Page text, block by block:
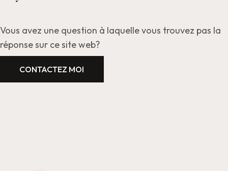
Vous avez une question à laquelle vous trouvez pas la
réponse sur ce site web?
CONTACTEZ MOI